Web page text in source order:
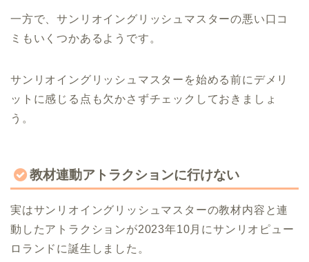
一方で、サンリオイングリッシュマスターの悪い口コ
ミもいくつかあるようです。
サンリオイングリッシュマスターを始める前にデメリ
ットに感じる点も欠かさずチェックしておきましょ
う。
教材連動アトラクションに行けない
実はサンリオイングリッシュマスターの教材内容と連
動したアトラクションが2023年10月にサンリオピュー
ロランドに誕生しました。